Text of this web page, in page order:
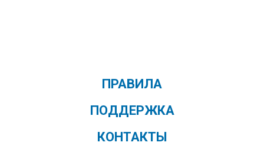
ПРАВИЛА
ПОДДЕРЖКА
КОНТАКТЫ